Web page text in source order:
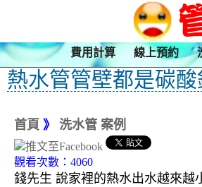
費用計算 線上預約
熱水管管壁都是碳
首頁 》 洗水管 案例
觀看次數：4060
錢先生 說家裡的熱水出水越來越